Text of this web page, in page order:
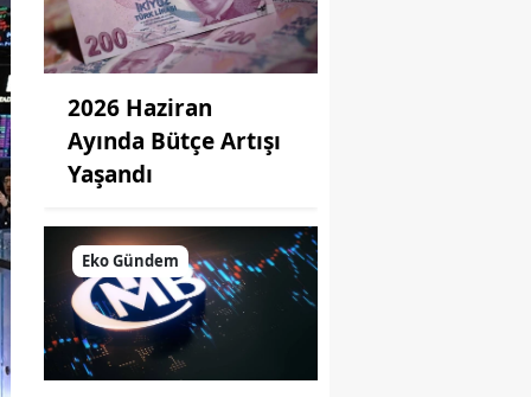
2026 Haziran
Ayında Bütçe Artışı
Yaşandı
Eko Gündem